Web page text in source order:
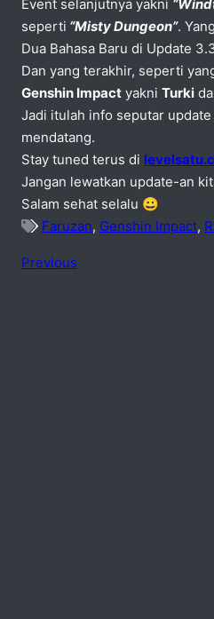
Event selanjutnya yakni
seperti “Misty Dungeon”.
Dua Bahasa Baru di Update
Dan yang terakhir, seperti
Genshin Impact yakni Turki
Jadi itulah info seputar
mendatang.
Stay tuned terus di
Jangan lewatkan update-an
Salam sehat selalu 😀
Faruzan, Genshin Impact,
Previous